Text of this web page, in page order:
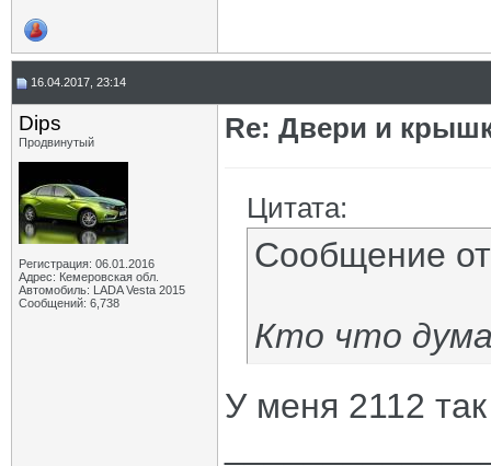
16.04.2017, 23:14
Dips
Продвинутый
Регистрация: 06.01.2016
Адрес: Кемеровская обл.
Автомобиль: LADA Vesta 2015
Сообщений: 6,738
Re: Двери и
Цитата:
Сообщение
Кто что
У меня 2112